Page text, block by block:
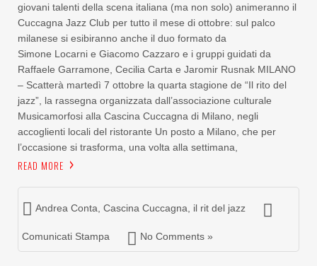
giovani talenti della scena italiana (ma non solo) animeranno il
Cuccagna Jazz Club per tutto il mese di ottobre: sul palco
milanese si esibiranno anche il duo formato da
Simone Locarni e Giacomo Cazzaro e i gruppi guidati da
Raffaele Garramone, Cecilia Carta e Jaromir Rusnak MILANO
– Scatterà martedì 7 ottobre la quarta stagione de “Il rito del
jazz”, la rassegna organizzata dall’associazione culturale
Musicamorfosi alla Cascina Cuccagna di Milano, negli
accoglienti locali del ristorante Un posto a Milano, che per
l’occasione si trasforma, una volta alla settimana,
READ MORE
Andrea Conta Cascina Cuccagna il rit del jazz
Comunicati Stampa No Comments »